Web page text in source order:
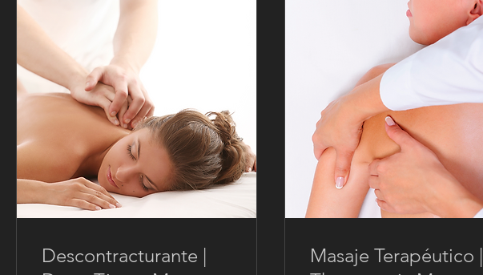
Descontracturante |
Masaje Terapéutico |